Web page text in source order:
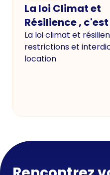
La loi Climat et
Résilience ,
La loi climat et
restrictions et
location